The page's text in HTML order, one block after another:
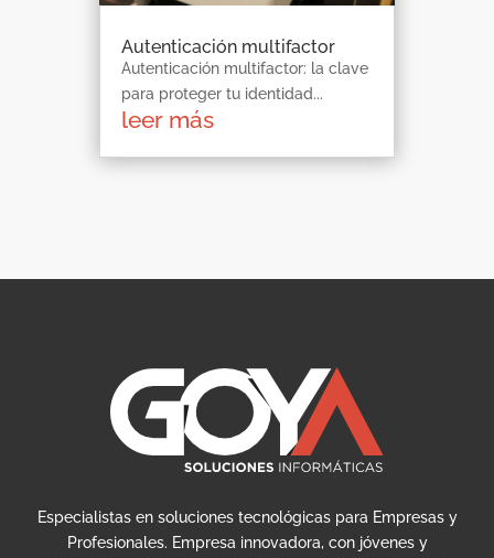
Autenticación multifactor
Autenticación multifactor: la clave
para proteger tu identidad...
leer más
Especialistas en soluciones tecnológicas para Empresas y
Profesionales. Empresa innovadora, con jóvenes y